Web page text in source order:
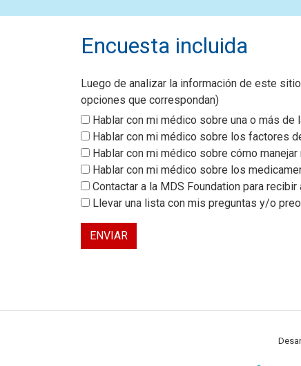
Encuesta incluida
Luego de analizar la información de este
opciones que correspondan)
Hablar con mi médico sobre una o más
Hablar con mi médico sobre los factores
Hablar con mi médico sobre cómo manejar
Hablar con mi médico sobre los
Contactar a la MDS Foundation para recibir
Llevar una lista con mis preguntas y/o
ENVIAR